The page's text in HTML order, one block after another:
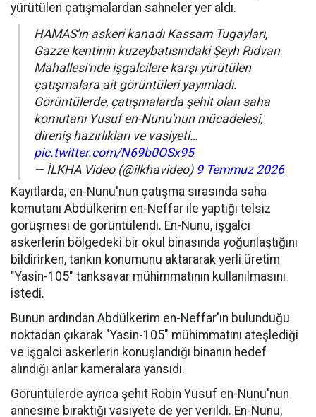
yürütülen çatışmalardan sahneler yer aldı.
HAMAS'ın askeri kanadı Kassam Tugayları,
Gazze kentinin kuzeybatısındaki Şeyh Rıdvan
Mahallesi'nde işgalcilere karşı yürütülen
çatışmalara ait görüntüleri yayımladı.
Görüntülerde, çatışmalarda şehit olan saha
komutanı Yusuf en-Nunu'nun mücadelesi,
direniş hazırlıkları ve vasiyeti…
pic.twitter.com/N69b0OSx95
— İLKHA Video (@ilkhavideo) 9 Temmuz 2026
Kayıtlarda, en-Nunu'nun çatışma sırasında saha
komutanı Abdülkerim en-Neffar ile yaptığı telsiz
görüşmesi de görüntülendi. En-Nunu, işgalci
askerlerin bölgedeki bir okul binasında yoğunlaştığını
bildirirken, tankın konumunu aktararak yerli üretim
"Yasin-105" tanksavar mühimmatının kullanılmasını
istedi.
Bunun ardından Abdülkerim en-Neffar'ın bulunduğu
noktadan çıkarak "Yasin-105" mühimmatını ateşlediği
ve işgalci askerlerin konuşlandığı binanın hedef
alındığı anlar kameralara yansıdı.
Görüntülerde ayrıca şehit Robin Yusuf en-Nunu'nun
annesine bıraktığı vasiyete de yer verildi. En-Nunu,